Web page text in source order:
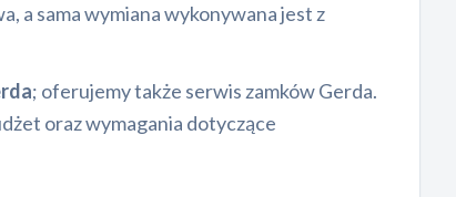
a sama wymiana wykonywana jest z
; oferujemy także serwis zamków Gerda.
oraz wymagania dotyczące